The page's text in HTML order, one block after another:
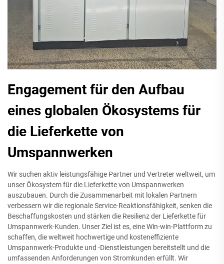
Engagement für den Aufbau
eines globalen Ökosystems für
die Lieferkette von
Umspannwerken
Wir suchen aktiv leistungsfähige Partner und Vertreter weltweit, um
unser Ökosystem für die Lieferkette von Umspannwerken
auszubauen. Durch die Zusammenarbeit mit lokalen Partnern
verbessern wir die regionale Service-Reaktionsfähigkeit, senken die
Beschaffungskosten und stärken die Resilienz der Lieferkette für
Umspannwerk-Kunden. Unser Ziel ist es, eine Win-win-Plattform zu
schaffen, die weltweit hochwertige und kosteneffiziente
Umspannwerk-Produkte und -Dienstleistungen bereitstellt und die
umfassenden Anforderungen von Stromkunden erfüllt. Wir